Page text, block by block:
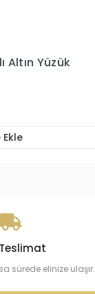
Kare Taşlı
Teslimat
sürede elinize ulaşır.